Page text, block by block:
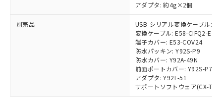
アダプタ: 約4g×2個
別売品
USB-シリアル変換ケーブル:
変換ケーブル: E58-CIFQ2-E
端子カバー: E53-COV24
防水パッキン: Y92S-P9
防水カバー: Y92A-49N
前面ポートカバー: Y92S-P7
アダプタ: Y92F-51
サポートソフトウェア(CX-
本サービスの対象外となる商品もある
ことをご了承ください。
在庫状況および標準価格照会結果は、
記載している更新日時点での社内デー
タに基づき作成されるものであり、閲
覧された時点での実際の在庫および標
準価格とは異なる場合があることをご
正式な納期状況および標準価格はお客
様のお取引先、またはお客様担当のオ
いたものが、含有品と判明した場合などや
鉛(Pb) 1000ppm以下、 水銀(Hg) 1000ppm以下、 カド
六価クロム(Cr(Ⅵ)) 1000ppm以下、ポリ臭化ビフェニル
類(PBB) 1000ppm以下、ポリ臭化ジフェニルエーテル類
(PBDE) 1000ppm以下、フタル酸ビス(2-エチルヘキシ
ル) (DEHP)(別名：DOP) 1000ppm以下、フタル酸ブチ
ルベンジル（BBP） 1000ppm以下、フタル酸ジブチル
（DBP） 1000ppm以下、フタル酸ジイソブチル
基準値を超えていることを示します。
「－」：未確認です。当社販売部門へお問
*中国RoHS10物質の基準値 (GB/T26572)：
Pb(鉛) :1000ppm、 Hg(水銀) : 1000ppm、 Cd(カドミウ
Cr(Ⅵ)(六価クロム) : 1000ppm、 PBBs(ポリ臭化ビフェ
ニル類) : 1000ppm、 PBDEs(ポリ臭化ジフェニルエーテ
当社は、これら貴社製品のうち、外国
為替および外国貿易法に定める商品
（以下｢規制貨物等」という）を輸出
または国外への提供する場合は、日本
国政府の輸出許可(または役務取引許
可)を取得するなどの必要な手続きを
当社は規制貨物を破棄する場合は、完
一定数以上の在庫あり